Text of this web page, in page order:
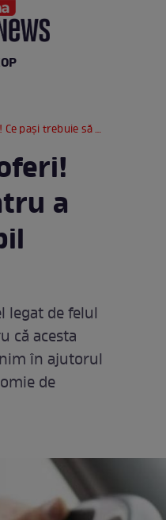
a consuma mai puţin combustibil
a
legat de felul
că acesta
în ajutorul
de